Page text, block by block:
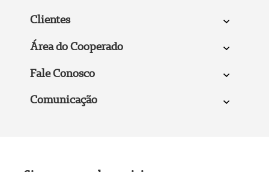
Clientes
Área do Cooperado
Fale Conosco
Comunicação